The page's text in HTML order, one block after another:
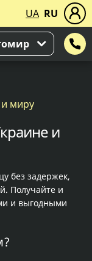
UA RU
миру
и
без задержек,
Получайте и
и выгодными